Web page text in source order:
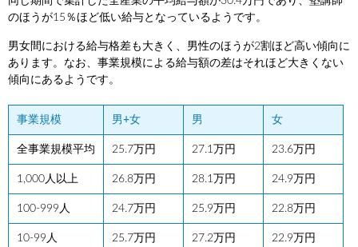
のほうが15％ほど低い給与となっているようです。
男女間における給与格差も大きく、男性のほうが2割ほど高い傾向に
あります。なお、事業規模による給与額の差はそれほど大きくない
傾向にあるようです。
事業規模 男+女 男 女
全事業規模平均 25.7万円 27.1万円 23.6万円
1,000人以上 26.8万円 28.1万円 24.9万円
100-999人 24.7万円 25.9万円 22.8万円
10-99人 25.7万円 27.2万円 22.9万円